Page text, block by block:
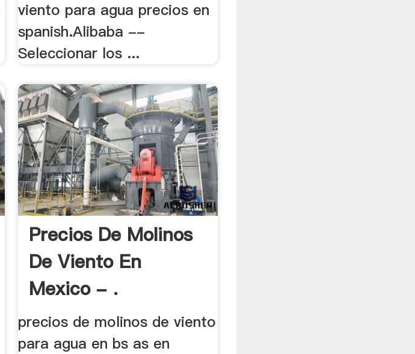
viento para agua precios en
spanish.Alibaba --
Seleccionar los ...
Precios De Molinos
De Viento En
Mexico - .
precios de molinos de viento
para agua en bs as en